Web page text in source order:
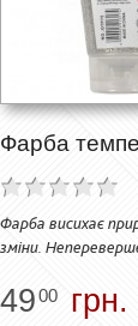
Фарба
Фарба висихає
зміни.
4900 грн.